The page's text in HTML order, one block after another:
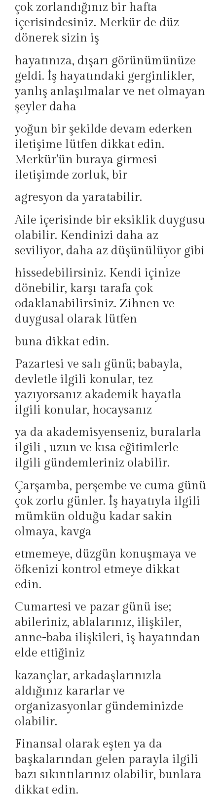
çok zorlandığınız bir hafta
içerisindesiniz. Merkür de düz
dönerek sizin iş
hayatınıza, dışarı görünümünüze
geldi. İş hayatındaki gerginlikler,
yanlış anlaşılmalar ve net olmayan
şeyler daha
yoğun bir şekilde devam ederken
iletişime lütfen dikkat edin.
Merkür’ün buraya girmesi
iletişimde zorluk, bir
agresyon da yaratabilir.
Aile içerisinde bir eksiklik duygusu
olabilir. Kendinizi daha az
seviliyor, daha az düşünülüyor gibi
hissedebilirsiniz. Kendi içinize
dönebilir, karşı tarafa çok
odaklanabilirsiniz. Zihnen ve
duygusal olarak lütfen
buna dikkat edin.
Pazartesi ve salı günü; babayla,
devletle ilgili konular, tez
yazıyorsanız akademik hayatla
ilgili konular, hocaysanız
ya da akademisyenseniz, buralarla
ilgili , uzun ve kısa eğitimlerle
ilgili gündemleriniz olabilir.
Çarşamba, perşembe ve cuma günü
çok zorlu günler. İş hayatıyla ilgili
mümkün olduğu kadar sakin
olmaya, kavga
etmemeye, düzgün konuşmaya ve
öfkenizi kontrol etmeye dikkat
edin.
Cumartesi ve pazar günü ise;
abileriniz, ablalarınız, ilişkiler,
anne-baba ilişkileri, iş hayatından
elde ettiğiniz
kazançlar, arkadaşlarınızla
aldığınız kararlar ve
organizasyonlar gündeminizde
olabilir.
Finansal olarak eşten ya da
başkalarından gelen parayla ilgili
bazı sıkıntılarınız olabilir, bunlara
dikkat edin.